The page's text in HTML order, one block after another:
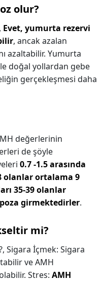
olur?
Evet, yumurta rezervi
, ancak azalan
azaltabilir. Yumurta
doğal yollardan gebe
gerçekleşmesi daha
değerlerinin
de şöyle
0.7 -1.5 arasında
olanlar ortalama 9
35-39 olanlar
girmektedirler.
mi?
Sigara İçmek: Sigara
ve AMH
Stres: AMH